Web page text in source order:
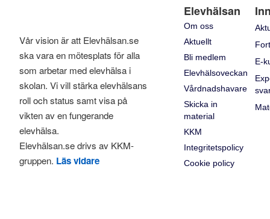
Vår vision är att Elevhälsan.se
ska vara en mötesplats för alla
som arbetar med elevhälsa i
skolan. Vi vill stärka elevhälsans
roll och status samt visa på
vikten av en fungerande
elevhälsa.
Elevhälsan.se drivs av KKM-
gruppen. Läs vidare
Elevhälsan
Om oss
Aktuellt
Bli medlem
Elevhälsoveckan
Vårdnadshavare
Skicka in
material
KKM
Integritetspolicy
Cookie policy
E-